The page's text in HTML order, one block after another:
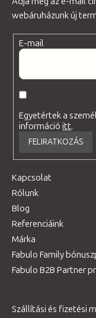
webáruházunk új
E-mail
Egyetértek a
információitt.
FELIRATKOZÁS
Kapcsolat
Rólunk
Blog
Referenciáink
Márka
Fabulo Family
Fabulo B2B Partner
Szállítási és fizetési